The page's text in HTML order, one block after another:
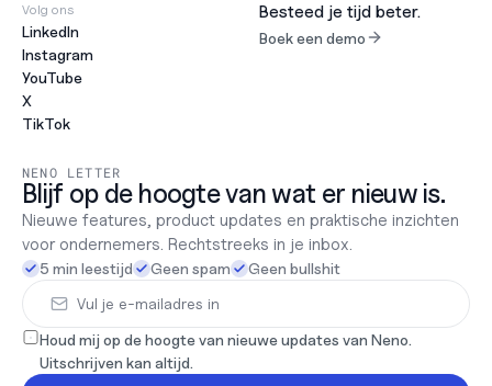
Volg ons
LinkedIn
Instagram
YouTube
X
TikTok
Besteed je tijd beter.
Boek een demo
NENO LETTER
Blijf op de hoogte van wat er nieuw is.
Nieuwe features, product updates en praktische inzichten
voor ondernemers. Rechtstreeks in je inbox.
5 min leestijd Geen spam Geen bullshit
Houd mij op de hoogte van nieuwe updates van Neno.
Uitschrijven kan altijd.